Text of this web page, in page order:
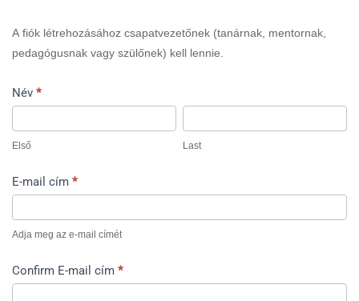
A fiók létrehozásához csapatvezetőnek (tanárnak, mentornak,
pedagógusnak vagy szülőnek) kell lennie.
Név *
Első Last
E-mail cím *
Adja meg az e-mail címét
Confirm E-mail cím *